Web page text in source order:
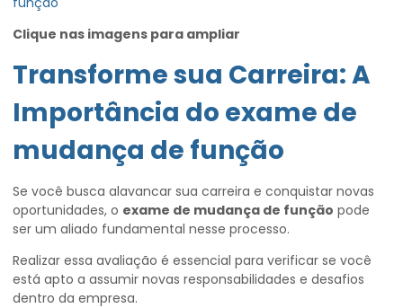
Clique nas imagens para ampliar
Transforme sua Carreira: A
Importância do exame de
mudança de função
Se você busca alavancar sua carreira e conquistar novas
oportunidades, o exame de mudança de função pode
ser um aliado fundamental nesse processo.
Realizar essa avaliação é essencial para verificar se você
está apto a assumir novas responsabilidades e desafios
dentro da empresa.